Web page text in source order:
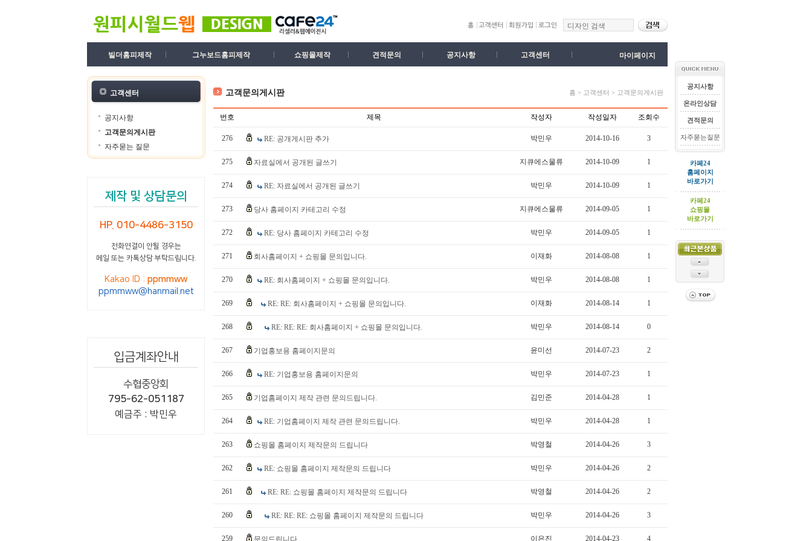
빌더홈피제작 그누보드홈피제작 쇼핑몰제작 견적문의 공지사항 고객센터 마이페이지
고객센터
공지사항
고객문의게시판
자주묻는 질문
제작 및 상담문의
HP. 010-4486-3150
전화연결이 안될 경우는
메일 또는 카톡상담 부탁드립니다.
Kakao ID :ppmmww
ppmmww@hanmail.net
입금계좌안내
수협중앙회
795-62-051187
예금주 : 박민우
고객문의게시판 홈 > 고객센터 > 고객문의게시판
번호 제목 작성자 작성일자 조회수
276 RE: 공개게시판 추가 박민우 2014-10-16 3
275 자료실에서 공개된 글쓰기 지큐에스물류 2014-10-09 1
274 RE: 자료실에서 공개된 글쓰기 박민우 2014-10-09 1
273 당사 홈페이지 카테고리 수정 지큐에스물류 2014-09-05 1
272 RE: 당사 홈페이지 카테고리 수정 박민우 2014-09-05 1
271 회사홈페이지 + 쇼핑몰 문의입니다. 이재화 2014-08-08 1
270 RE: 회사홈페이지 + 쇼핑몰 문의입니다. 박민우 2014-08-08 1
269 RE: RE: 회사홈페이지 + 쇼핑몰 문의입니다. 이재화 2014-08-14 1
268 RE: RE: RE: 회사홈페이지 + 쇼핑몰 문의입니다. 박민우 2014-08-14 0
267 기업홍보용 홈페이지문의 윤미선 2014-07-23 2
266 RE: 기업홍보용 홈페이지문의 박민우 2014-07-23 1
265 기업홈페이지 제작 관련 문의드립니다. 김민준 2014-04-28 1
264 RE: 기업홈페이지 제작 관련 문의드립니다. 박민우 2014-04-28 1
263 쇼핑몰 홈페이지 제작문의 드립니다 박영철 2014-04-26 3
262 RE: 쇼핑몰 홈페이지 제작문의 드립니다 박민우 2014-04-26 2
261 RE: RE: 쇼핑몰 홈페이지 제작문의 드립니다 박영철 2014-04-26 2
260 RE: RE: RE: 쇼핑몰 홈페이지 제작문의 드립니다 박민우 2014-04-26 3
259 문의드립니다 이은진 2014-04-23 4
공지사항
온라인상담
견적문의
자주묻는질문
카페24
홈페이지
바로가기
카페24
쇼핑몰
바로가기